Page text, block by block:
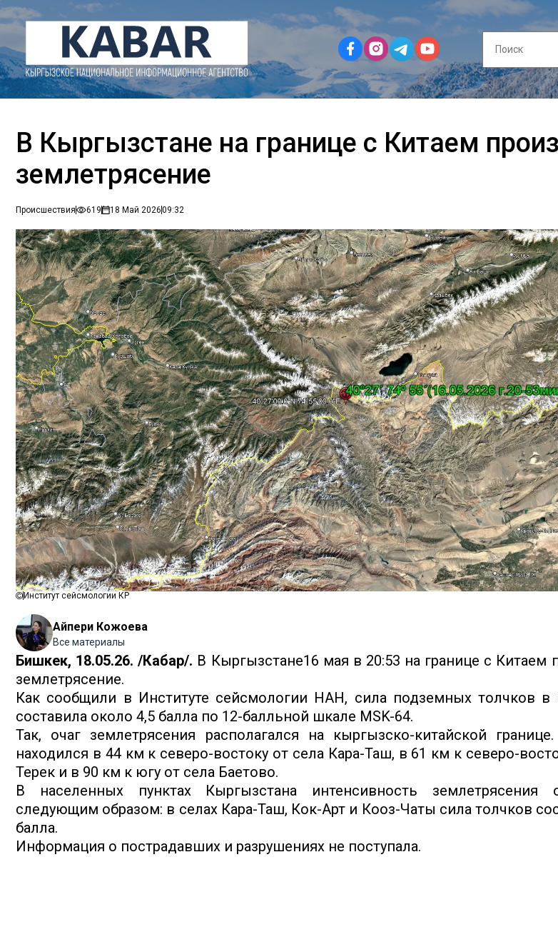
В Кыргызстане на границе с Китаем
землетрясение
Происшествия 619 18 Май 202609:32
Институт сейсмологии КР
Айпери Кожоева
Все материалы
Бишкек, 18.05.26. /Кабар/. В Кыргызстане16 мая в 20:53 на границе с Китаем
землетрясение.
Как сообщили в Институте сейсмологии НАН, сила подземных толчков в
составила около 4,5 балла по 12-балльной шкале MSK-64.
Так, очаг землетрясения располагался на кыргызско-китайской
находился в 44 км к северо-востоку от села Кара-Таш, в 61 км к северо-
Терек и в 90 км к югу от села Баетово.
В населенных пунктах Кыргызстана интенсивность землетрясения
следующим образом: в селах Кара-Таш, Кок-Арт и Кооз-Чаты сила толчков
балла.
Информация о пострадавших и разрушениях не поступала.